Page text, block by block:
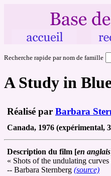
Recherche rapide par nom de famille
A Study in
Réalisé par Barbara
Canada, 1976 (expérimental,
Description du film [en anglais
« Shots of the undulating
-- Barbara Sternberg (source)